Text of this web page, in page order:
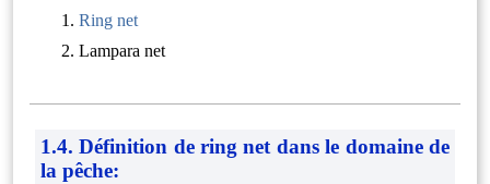
Ring net
Lampara net
1.4. Définition de ring net dans le domaine de
la pêche: